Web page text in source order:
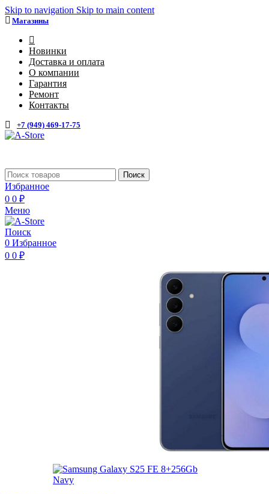
Skip to navigation Skip to main content
Магазины
Новинки
Доставка и оплата
О компании
Гарантия
Ремонт
Контакты
+7 (949) 469-17-75
Поиск
Избранное
0 0 ₽
Меню
Поиск
0 Избранное
0 0 ₽